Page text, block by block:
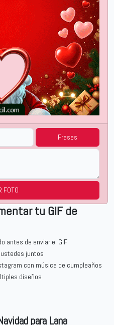
Frases
FOTO
tu GIF de
antes de enviar el GIF
ustedes juntos
con música de cumpleaños
diseños
para Lana